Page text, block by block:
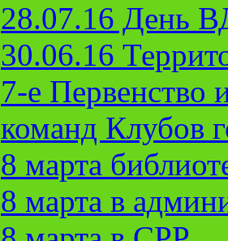
28.07.16 День
30.06.16
7-е Первенство
команд Клубов
8 марта
8 марта в